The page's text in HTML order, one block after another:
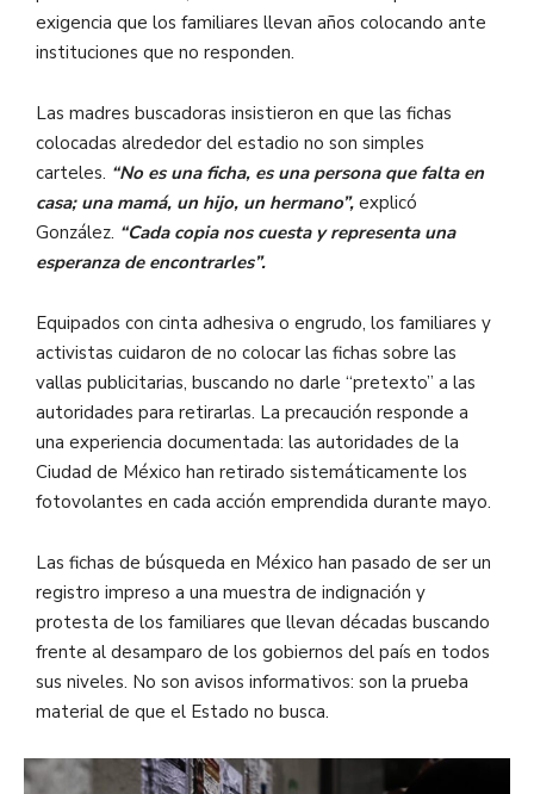
exigencia que los familiares llevan años colocando ante
instituciones que no responden.
Las madres buscadoras insistieron en que las fichas
colocadas alrededor del estadio no son simples
carteles. “No es una ficha, es una persona que falta en
casa; una mamá, un hijo, un hermano”, explicó
González. “Cada copia nos cuesta y representa una
esperanza de encontrarles”.
Equipados con cinta adhesiva o engrudo, los familiares y
activistas cuidaron de no colocar las fichas sobre las
vallas publicitarias, buscando no darle “pretexto” a las
autoridades para retirarlas. La precaución responde a
una experiencia documentada: las autoridades de la
Ciudad de México han retirado sistemáticamente los
fotovolantes en cada acción emprendida durante mayo.
Las fichas de búsqueda en México han pasado de ser un
registro impreso a una muestra de indignación y
protesta de los familiares que llevan décadas buscando
frente al desamparo de los gobiernos del país en todos
sus niveles. No son avisos informativos: son la prueba
material de que el Estado no busca.